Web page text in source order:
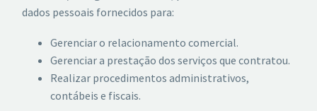
dados pessoais fornecidos para:
Gerenciar o relacionamento comercial.
Gerenciar a prestação dos serviços que contratou.
Realizar procedimentos administrativos,
contábeis e fiscais.